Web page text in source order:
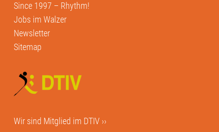
Since 1997 – Rhythm!
Jobs im Walzer
Newsletter
Sitemap
Wir sind Mitglied im DTIV ››